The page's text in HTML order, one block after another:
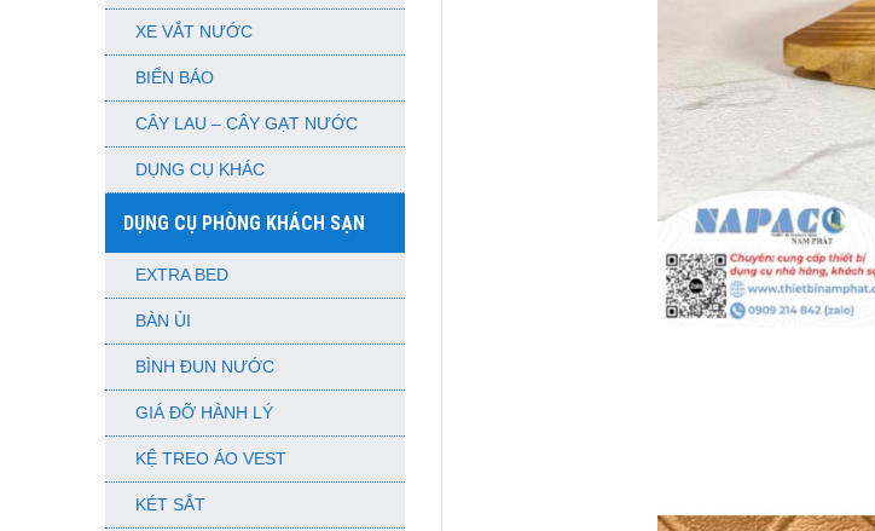
XE VẮT NƯỚC
BIỂN BÁO
CÂY LAU – CÂY GẠT NƯỚC
DỤNG CỤ KHÁC
DỤNG CỤ PHÒNG KHÁCH SẠN
EXTRA BED
BÀN ỦI
BÌNH ĐUN NƯỚC
GIÁ ĐỠ HÀNH LÝ
KỆ TREO ÁO VEST
KÉT SẮT